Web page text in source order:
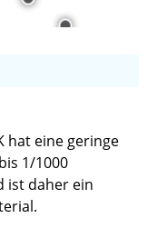
hat eine geringe
1/1000
ist daher ein